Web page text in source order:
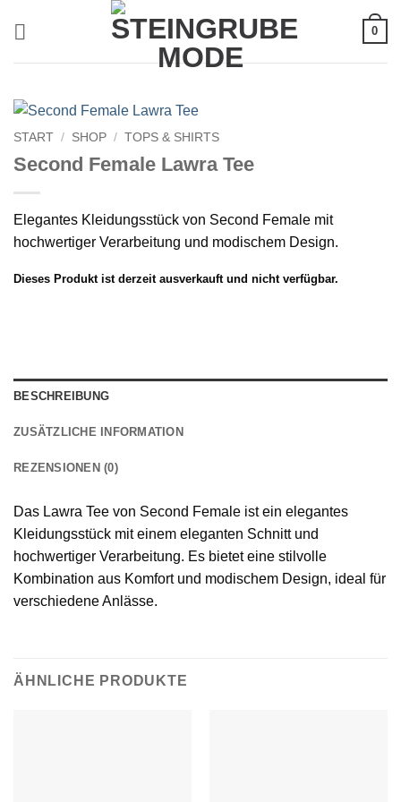
0
START / SHOP / TOPS & SHIRTS
Second Female Lawra Tee
Elegantes Kleidungsstück von Second Female mit
hochwertiger Verarbeitung und modischem Design.
Dieses Produkt ist derzeit ausverkauft und nicht verfügbar.
BESCHREIBUNG
ZUSÄTZLICHE INFORMATION
REZENSIONEN (0)
Das Lawra Tee von Second Female ist ein elegantes
Kleidungsstück mit einem eleganten Schnitt und
hochwertiger Verarbeitung. Es bietet eine stilvolle
Kombination aus Komfort und modischem Design, ideal für
verschiedene Anlässe.
ÄHNLICHE PRODUKTE